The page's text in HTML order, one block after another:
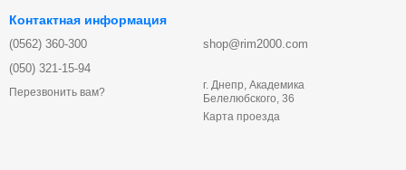
Контактная информация
(0562) 360-300
(050) 321-15-94
Перезвонить вам?
shop@rim2000.com
г. Днепр, Академика
Белелюбского, 36
Карта проезда